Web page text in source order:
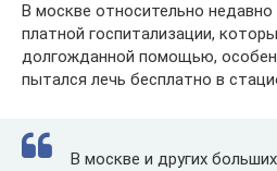
В москве относительно
платной госпитализации,
долгожданной помощью,
пытался лечь бесплатно в
В москве и других